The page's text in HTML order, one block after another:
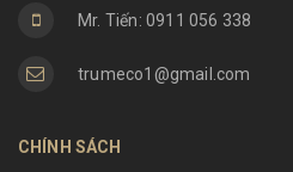
Mr. Tiến: 0911 056 338
trumeco1@gmail.com
CHÍNH SÁCH